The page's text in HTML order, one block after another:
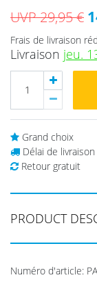
UVP 29,95 €
Frais de livraison
Livraison jeu.
Grand choix
Délai de
Retour gratuit
PRODUCT
Numéro d'article: